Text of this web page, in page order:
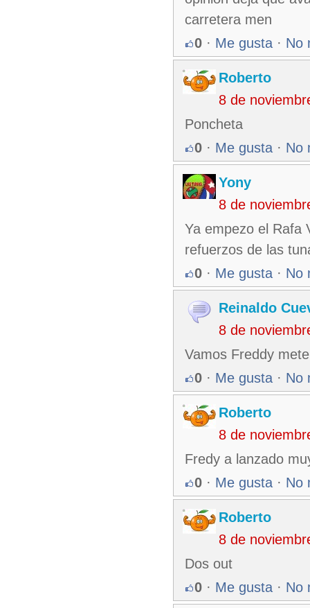
carretera men
0 · Me gusta · No
Roberto
8 de
Poncheta
0 · Me gusta · No
Yony
8 de
Ya empezo el Rafa
refuerzos de las
0 · Me gusta · No
Reinaldo
8 de
Vamos Freddy
0 · Me gusta · No
Roberto
8 de
Fredy a lanzado
0 · Me gusta · No
Roberto
8 de
Dos out
0 · Me gusta · No